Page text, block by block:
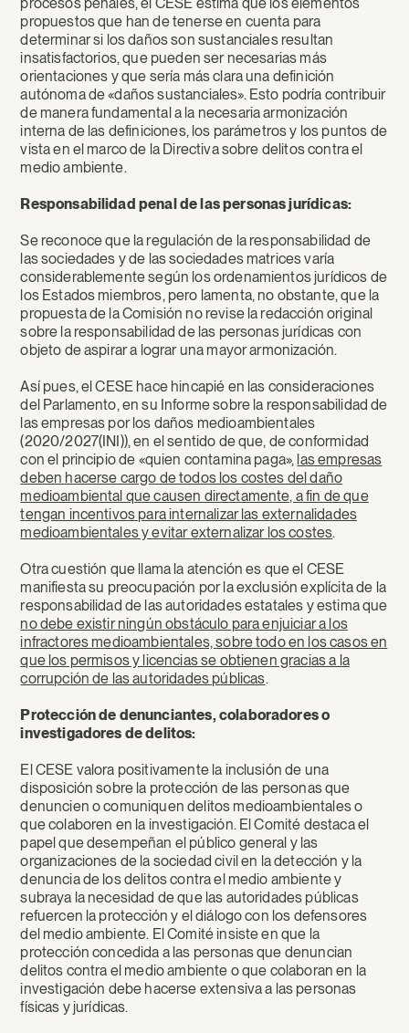
propuestos que han de tenerse en cuenta para
determinar si los daños son sustanciales resultan
insatisfactorios, que pueden ser necesarias más
orientaciones y que sería más clara una definición
autónoma de «daños sustanciales». Esto podría contribuir
de manera fundamental a la necesaria armonización
interna de las definiciones, los parámetros y los puntos de
vista en el marco de la Directiva sobre delitos contra el
medio ambiente.
Responsabilidad penal de las personas jurídicas:
Se reconoce que la regulación de la responsabilidad de
las sociedades y de las sociedades matrices varía
considerablemente según los ordenamientos jurídicos de
los Estados miembros, pero lamenta, no obstante, que la
propuesta de la Comisión no revise la redacción original
sobre la responsabilidad de las personas jurídicas con
objeto de aspirar a lograr una mayor armonización.
Así pues, el CESE hace hincapié en las consideraciones
del Parlamento, en su Informe sobre la responsabilidad de
las empresas por los daños medioambientales
(2020/2027(INI)), en el sentido de que, de conformidad
con el principio de «quien contamina paga», las empresas
deben hacerse cargo de todos los costes del daño
medioambiental que causen directamente, a fin de que
tengan incentivos para internalizar las externalidades
medioambientales y evitar externalizar los costes.
Otra cuestión que llama la atención es que el CESE
manifiesta su preocupación por la exclusión explícita de la
responsabilidad de las autoridades estatales y estima que
no debe existir ningún obstáculo para enjuiciar a los
infractores medioambientales, sobre todo en los casos en
que los permisos y licencias se obtienen gracias a la
corrupción de las autoridades públicas.
Protección de denunciantes, colaboradores o
investigadores de delitos:
El CESE valora positivamente la inclusión de una
disposición sobre la protección de las personas que
denuncien o comuniquen delitos medioambientales o
que colaboren en la investigación. El Comité destaca el
papel que desempeñan el público general y las
organizaciones de la sociedad civil en la detección y la
denuncia de los delitos contra el medio ambiente y
subraya la necesidad de que las autoridades públicas
refuercen la protección y el diálogo con los defensores
del medio ambiente. El Comité insiste en que la
protección concedida a las personas que denuncian
delitos contra el medio ambiente o que colaboran en la
investigación debe hacerse extensiva a las personas
físicas y jurídicas.